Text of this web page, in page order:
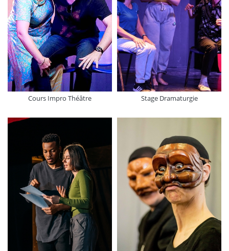
Cours Impro Théâtre Stage Dramaturgie